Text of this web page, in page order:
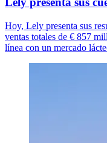
Hoy, Lely presenta sus
ventas totales de € 857
línea con un mercado